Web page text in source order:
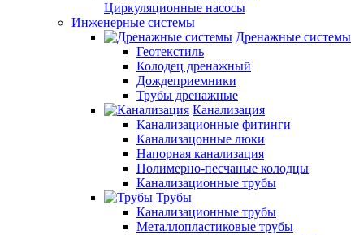
Циркуляционные насосы
Инженерные системы
Дренажные системы
Геотекстиль
Колодец дренажный
Дождеприемники
Трубы дренажные
Канализация
Канализационные фитинги
Канализацонные люки
Напорная канализация
Полимерно-песчаные колодцы
Канализационные трубы
Трубы
Канализационные трубы
Металлопластиковые трубы